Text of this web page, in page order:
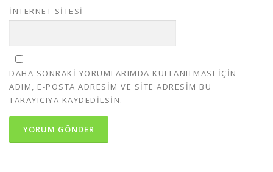
İNTERNET SITESI
DAHA SONRAKI YORUMLARIMDA KULLANILMASI IÇIN
ADIM, E-POSTA ADRESIM VE SITE ADRESIM BU
TARAYICIYA KAYDEDILSIN.